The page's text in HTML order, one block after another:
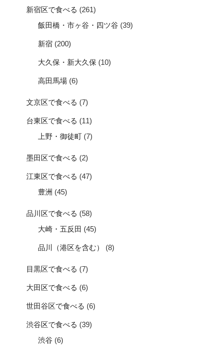
新宿区で食べる (261)
飯田橋・市ヶ谷・四ツ谷 (39)
新宿 (200)
大久保・新大久保 (10)
高田馬場 (6)
文京区で食べる (7)
台東区で食べる (11)
上野・御徒町 (7)
墨田区で食べる (2)
江東区で食べる (47)
豊洲 (45)
品川区で食べる (58)
大崎・五反田 (45)
品川（港区を含む） (8)
目黒区で食べる (7)
大田区で食べる (6)
世田谷区で食べる (6)
渋谷区で食べる (39)
渋谷 (6)